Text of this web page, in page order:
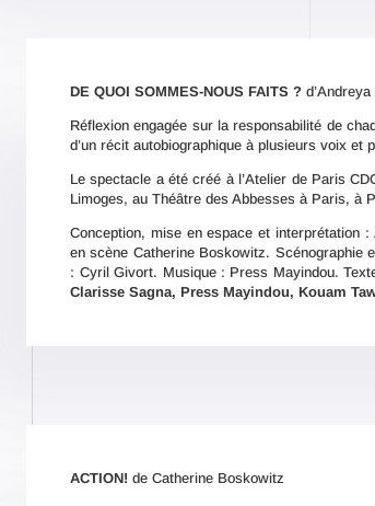
DE QUOI SOMMES-NOUS FAITS ?
Réflexion engagée sur la responsabilité de
d’un récit autobiographique à plusieurs voix et
Le spectacle a été créé à l’Atelier de Paris
Limoges, au Théâtre des Abbesses à Paris, à
Conception, mise en espace et interprétation
en scène Catherine Boskowitz. Scénographie
: Cyril Givort. Musique : Press Mayindou.
Clarisse Sagna, Press Mayindou, Kouam
ACTION! de Catherine Boskowitz